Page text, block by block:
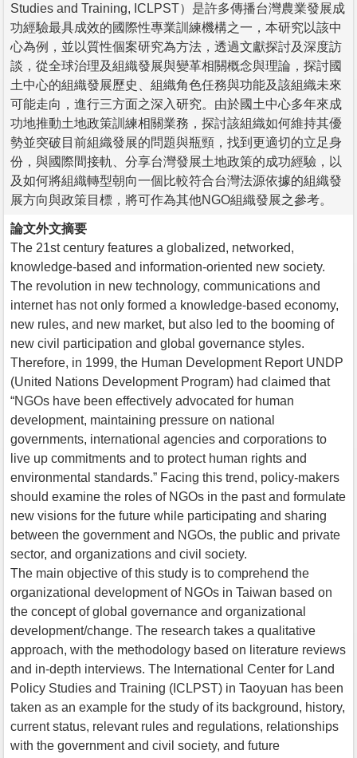
Studies and Training, ICLPST）是許多傳播台灣農業發展成
功經驗最具成效的國際性專業訓練機構之一，本研究以該中
心為例，並以質性個案研究為方法，透過文獻探討及深度訪
談，從全球治理及組織發展與變革相關概念與理論，探討國
土中心的組織發展歷史、組織角色任務與功能及該組織未來
可能走向，進行三方面之深入研究。由於國土中心多年來成
功地推動土地政策訓練相關業務，探討該組織如何維持其優
勢並突破目前組織發展的問題與瓶頸，找到更適切的立足身
份，與國際間接軌、分享台灣發展土地政策的成功經驗，以
及如何將組織轉型朝向一個比較符合台灣法源依據的組織發
展方向與政策目標，將可作為其他NGO組織發展之參考。
論文外文摘要
The 21st century features a globalized, networked,
knowledge-based and information-oriented new society.
The revolution in new technology, communications and
internet has not only formed a knowledge-based economy,
new rules, and new market, but also led to the booming of
new civil participation and global governance styles.
Therefore, in 1999, the Human Development Report UNDP
(United Nations Development Program) had claimed that
“NGOs have been effectively advocated for human
development, maintaining pressure on national
governments, international agencies and corporations to
live up commitments and to protect human rights and
environmental standards.” Facing this trend, policy-makers
should examine the roles of NGOs in the past and formulate
new visions for the future while participating and sharing
between the government and NGOs, the public and private
sector, and organizations and civil society.
The main objective of this study is to comprehend the
organizational development of NGOs in Taiwan based on
the concept of global governance and organizational
development/change. The research takes a qualitative
approach, with the methodology based on literature reviews
and in-depth interviews. The International Center for Land
Policy Studies and Training (ICLPST) in Taoyuan has been
taken as an example for the study of its background, history,
current status, relevant rules and regulations, relationships
with the government and civil society, and future